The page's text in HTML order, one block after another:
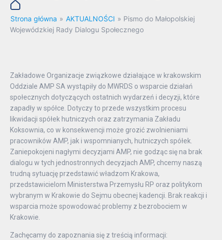
Strona główna » AKTUALNOŚCI » Pismo do Małopolskiej
Wojewódzkiej Rady Dialogu Społecznego
Zakładowe Organizacje związkowe działające w krakowskim
Oddziale AMP SA wystąpiły do MWRDS o wsparcie działań
społecznych dotyczących ostatnich wydarzeń i decyzji, które
zapadły w spółce. Dotyczy to przede wszystkim procesu
likwidacji spółek hutniczych oraz zatrzymania Zakładu
Koksownia, co w konsekwencji może grozić zwolnieniami
pracowników AMP, jak i wspomnianych, hutniczych spółek.
Zaniepokojeni nagłymi decyzjami AMP, nie godząc się na brak
dialogu w tych jednostronnych decyzjach AMP, chcemy naszą
trudną sytuację przedstawić władzom Krakowa,
przedstawicielom Ministerstwa Przemysłu RP oraz politykom
wybranym w Krakowie do Sejmu obecnej kadencji. Brak reakcji i
wsparcia może spowodować problemy z bezrobociem w
Krakowie.
Zachęcamy do zapoznania się z treścią informacji: